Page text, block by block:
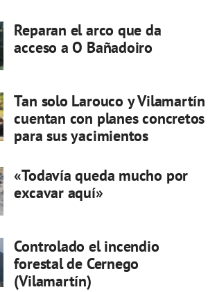
Reparan el arco que da
acceso a O Bañadoiro
Tan solo Larouco y Vilamartín
cuentan con planes concretos
para sus yacimientos
«Todavía queda mucho por
excavar aquí»
Controlado el incendio
forestal de Cernego
(Vilamartín)